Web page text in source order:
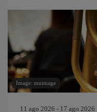
Image: mnimage
11 ago 2026 - 17 ago 2026